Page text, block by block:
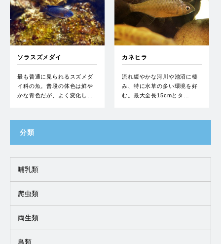
ソラスズメダイ
最も普通に見られるスズメダ
イ科の魚。普段の体色は鮮や
かな青色だが、よく変化し…
カネヒラ
流れ緩やかな河川や池沼に棲
み、特に水草の多い環境を好
む。最大全長15cmとタ…
分類
哺乳類
爬虫類
両生類
鳥類